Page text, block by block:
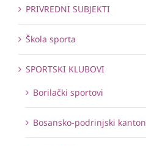
PRIVREDNI SUBJEKTI
Škola sporta
SPORTSKI KLUBOVI
Borilački sportovi
Bosansko-podrinjski kanton